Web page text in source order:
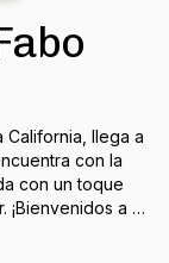
llega a
con la
con un toque
a El
se difuminan